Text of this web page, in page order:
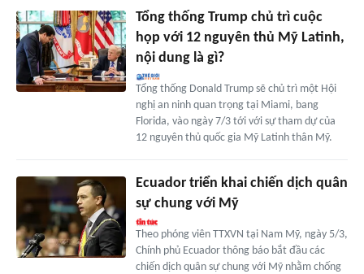
Tổng thống Trump chủ trì cuộc
họp với 12 nguyên thủ Mỹ Latinh,
nội dung là gì?
Tổng thống Donald Trump sẽ chủ trì một Hội
nghị an ninh quan trọng tại Miami, bang
Florida, vào ngày 7/3 tới với sự tham dự của
12 nguyên thủ quốc gia Mỹ Latinh thân Mỹ.
Ecuador triển khai chiến dịch quân
sự chung với Mỹ
Theo phóng viên TTXVN tại Nam Mỹ, ngày 5/3,
Chính phủ Ecuador thông báo bắt đầu các
chiến dịch quân sự chung với Mỹ nhằm chống